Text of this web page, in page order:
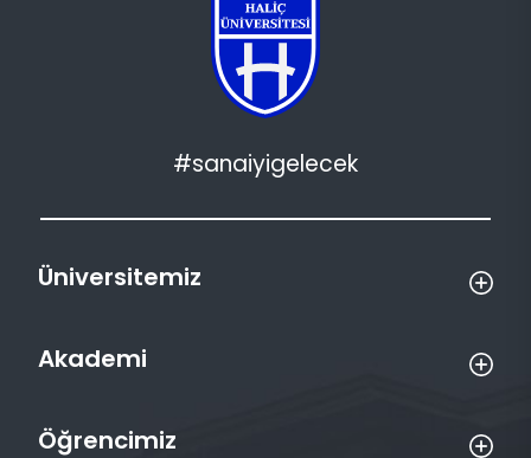
#sanaiyigelecek
Üniversitemiz
Akademi
Öğrencimiz